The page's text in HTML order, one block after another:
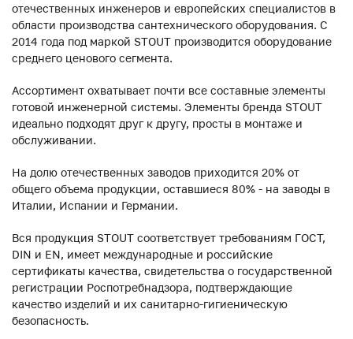
отечественных инженеров и европейских специалистов в
области производства сантехнического оборудования. С
2014 года под маркой STOUT производится оборудование
среднего ценового сегмента.
Ассортимент охватывает почти все составные элементы
готовой инженерной системы. Элементы бренда STOUT
идеально подходят друг к другу, просты в монтаже и
обслуживании.
На долю отечественных заводов приходится 20% от
общего объема продукции, оставшиеся 80% - на заводы в
Италии, Испании и Германии.
Вся продукция STOUT соответствует требованиям ГОСТ,
DIN и EN, имеет международные и российские
сертификаты качества, свидетельства о государственной
регистрации Роспотребнадзора, подтверждающие
качество изделий и их санитарно-гигиеническую
безопасность.